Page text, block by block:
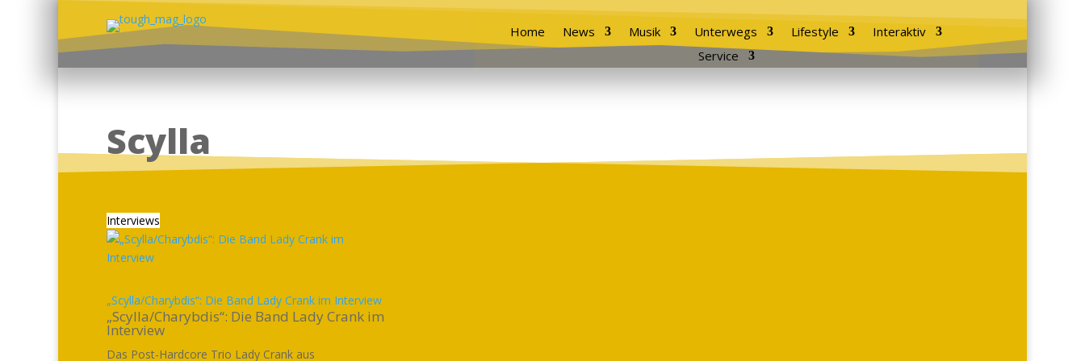
Home News Musik Unterwegs Lifestyle
Interaktiv
Service
Scylla
Interviews
„Scylla/Charybdis“: Die Band Lady Crank im Interview
„Scylla/Charybdis“: Die Band Lady Crank im
Interview
Das Post-Hardcore Trio Lady Crank aus